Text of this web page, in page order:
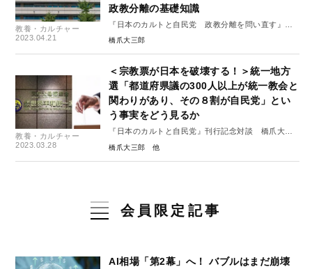
教養・カルチャー
2023.04.21
政教分離の基礎知識
『日本のカルトと自民党 政教分離を問い直す』よ
り
橋爪大三郎
教養・カルチャー
2023.03.28
＜宗教票が日本を破壊する！＞統一地方
選「都道府県議の300人以上が統一教会と
関わりがあり、その８割が自民党」とい
う事実をどう見るか
『日本のカルトと自民党』刊行記念対談 橋爪大三
郎×有田芳生
橋爪大三郎
会員限定記事
AI相場「第2幕」へ！ バブルはまだ崩壊